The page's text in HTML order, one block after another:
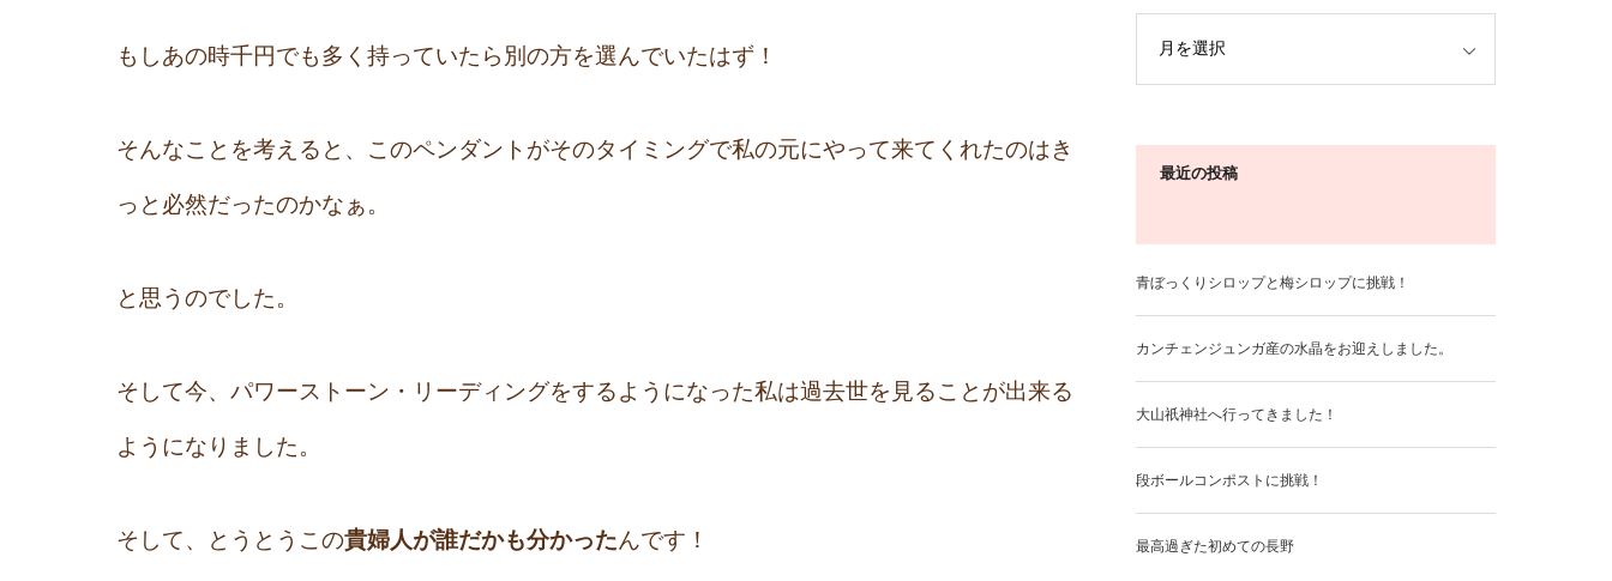
もしあの時千円でも多く持っていたら別の方を選んでいたはず！
そんなことを考えると、このペンダントがそのタイミングで私の元にやって来てくれたのはき
っと必然だったのかなぁ。
と思うのでした。
そして今、パワーストーン・リーディングをするようになった私は過去世を見ることが出来る
ようになりました。
そして、とうとうこの貴婦人が誰だかも分かったんです！
最近の投稿
青ぼっくりシロップと梅シロップに挑戦！
カンチェンジュンガ産の水晶をお迎えしました。
大山祇神社へ行ってきました！
段ボールコンポストに挑戦！
最高過ぎた初めての長野